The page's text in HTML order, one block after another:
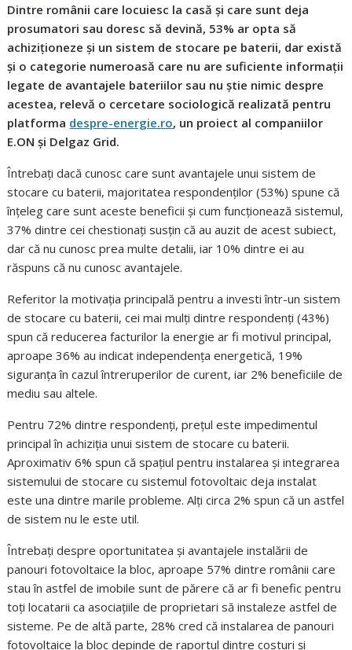
Dintre românii care locuiesc la casă și care sunt deja
prosumatori sau doresc să devină, 53% ar opta să
achiziționeze și un sistem de stocare pe baterii, dar există
și o categorie numeroasă care nu are suficiente informații
legate de avantajele bateriilor sau nu știe nimic despre
acestea, relevă o cercetare sociologică realizată pentru
platforma despre-energie.ro, un proiect al companiilor
E.ON și Delgaz Grid.
Întrebați dacă cunosc care sunt avantajele unui sistem de
stocare cu baterii, majoritatea respondenților (53%) spune că
înțeleg care sunt aceste beneficii și cum funcționează sistemul,
37% dintre cei chestionați susțin că au auzit de acest subiect,
dar că nu cunosc prea multe detalii, iar 10% dintre ei au
răspuns că nu cunosc avantajele.
Referitor la motivația principală pentru a investi într-un sistem
de stocare cu baterii, cei mai mulți dintre respondenți (43%)
spun că reducerea facturilor la energie ar fi motivul principal,
aproape 36% au indicat independența energetică, 19%
siguranța în cazul întreruperilor de curent, iar 2% beneficiile de
mediu sau altele.
Pentru 72% dintre respondenți, prețul este impedimentul
principal în achiziția unui sistem de stocare cu baterii.
Aproximativ 6% spun că spațiul pentru instalarea și integrarea
sistemului de stocare cu sistemul fotovoltaic deja instalat
este una dintre marile probleme. Alți circa 2% spun că un astfel
de sistem nu le este util.
Întrebați despre oportunitatea și avantajele instalării de
panouri fotovoltaice la bloc, aproape 57% dintre românii care
stau în astfel de imobile sunt de părere că ar fi benefic pentru
toți locatarii ca asociațiile de proprietari să instaleze astfel de
sisteme. Pe de altă parte, 28% cred că instalarea de panouri
fotovoltaice la bloc depinde de raportul dintre costuri și